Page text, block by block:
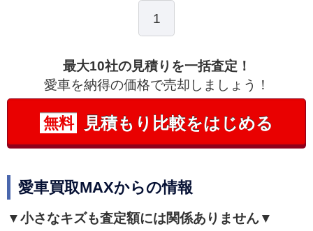
1
最大10社の見積りを一括査定！
愛車を納得の価格で売却しましょう！
無料 見積もり比較をはじめる
愛車買取MAXからの情報
▼小さなキズも査定額には関係ありません▼